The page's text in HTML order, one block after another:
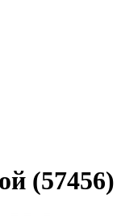
(57456)